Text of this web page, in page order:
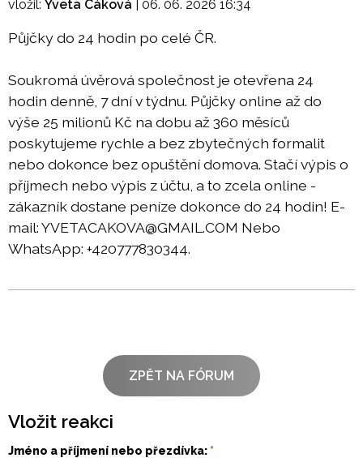
vložil: Yveta Cáková 06. 06. 2026 16:34
Půjčky do 24 hodin po celé ČR.
Soukromá úvěrová společnost je otevřena 24
hodin denně, 7 dní v týdnu. Půjčky online až do
výše 25 milionů Kč na dobu až 360 měsíců
poskytujeme rychle a bez zbytečných formalit
nebo dokonce bez opuštění domova. Stačí výpis o
příjmech nebo výpis z účtu, a to zcela online -
zákazník dostane peníze dokonce do 24 hodin! E-
mail: YVETACAKOVA@GMAIL.COM Nebo
WhatsApp: +420777830344.
ZPĚT NA FÓRUM
Vložit reakci
Jméno a příjmení nebo přezdívka: